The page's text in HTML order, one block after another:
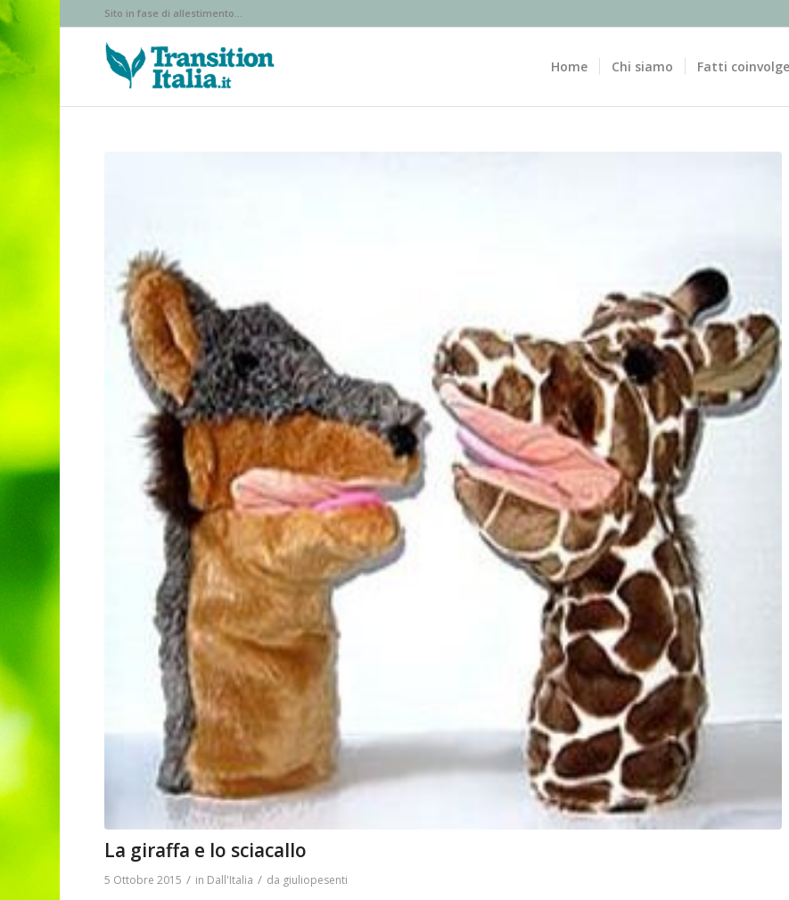
Sito in fase di allestimento...
Home Chi siamo Fatti
La giraffa e lo sciacallo
5 Ottobre 2015 / in Dall'Italia / da giuliopesenti